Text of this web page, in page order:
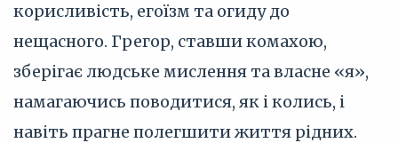
корисливість, егоїзм та огиду до
нещасного. Грегор, ставши комахою,
зберігає людське мислення та власне «я»,
намагаючись поводитися, як і колись, і
навіть прагне полегшити життя рідних.